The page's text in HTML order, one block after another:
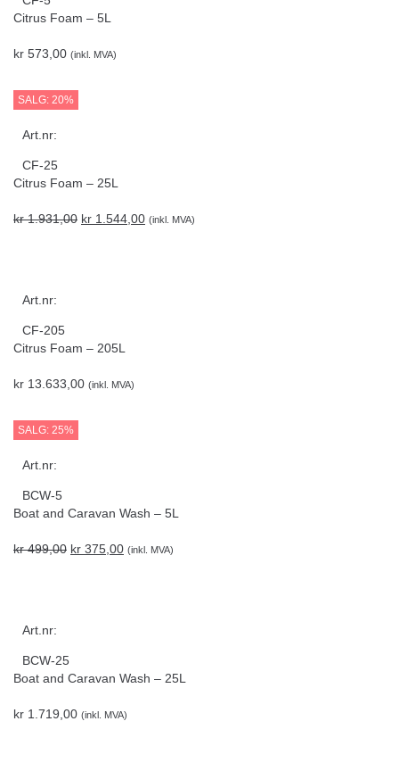
Citrus Foam – 5L
kr 573,00 (inkl. MVA)
SALG: 20%
Art.nr:
CF-25
Citrus Foam – 25L
kr1.931,00 kr 1.544,00 (inkl. MVA)
Art.nr:
CF-205
Citrus Foam – 205L
kr 13.633,00 (inkl. MVA)
SALG: 25%
Art.nr:
BCW-5
Boat and Caravan Wash – 5L
kr499,00 kr 375,00 (inkl. MVA)
Art.nr:
BCW-25
Boat and Caravan Wash – 25L
kr 1.719,00 (inkl. MVA)